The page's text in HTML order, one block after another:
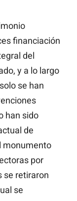
financiación
del
y a lo largo
se han
han sido
de
monumento
por
se retiraron
se